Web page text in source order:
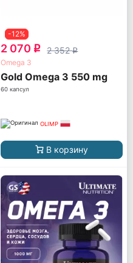
-12%
2 070 q 2 352q
Omega 3
Gold Omega 3 550 mg
60 капсул
OLIMP
В корзину